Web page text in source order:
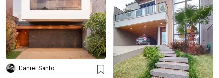
Daniel Santo